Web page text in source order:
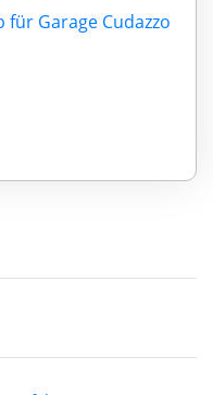
Garage Cudazzo